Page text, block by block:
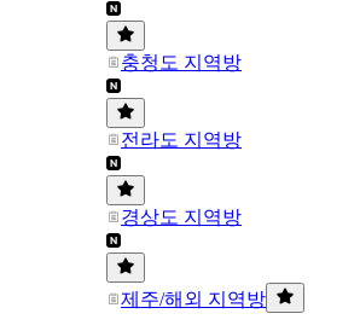
충청도 지역방
전라도 지역방
경상도 지역방
제주/해외 지역방